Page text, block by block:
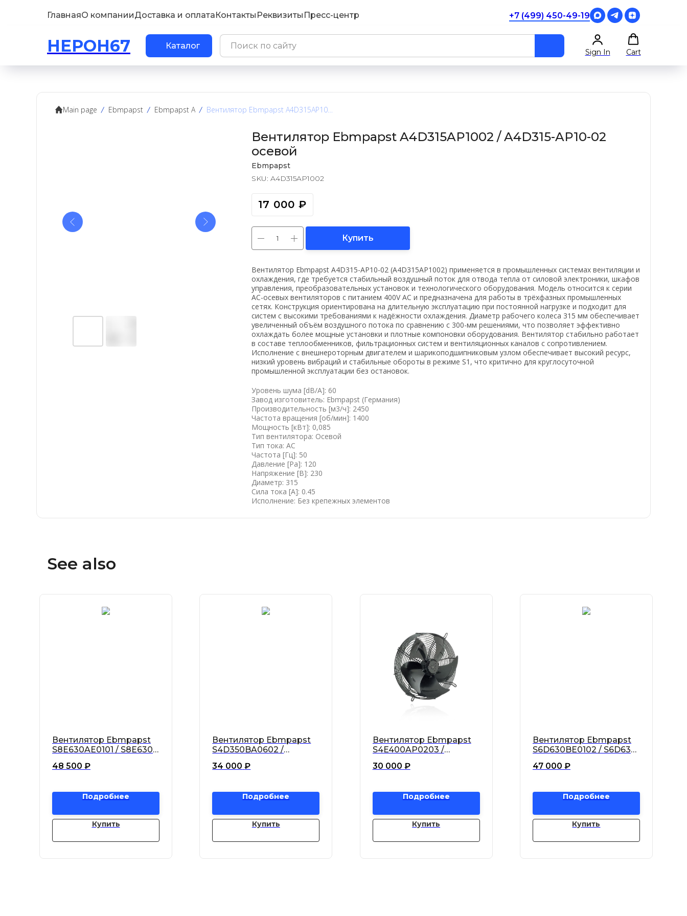
ГлавнаяО компанииДоставка и оплатаКонтакты Реквизиты Пресс-центр +7 (499) 450-49-19
НЕРОН67 Каталог
Sign In Cart
Main page Ebmpapst Ebmpapst A Вентилятор Ebmpapst A4D315AP1002 / A4D315-AP10-02 осевой
Вентилятор Ebmpapst A4D315AP1002 / A4D315-AP10-02
осевой
Ebmpapst
SKU: A4D315AP1002
17 000 ₽
Купить
Вентилятор Ebmpapst A4D315-AP10-02 (A4D315AP1002) применяется в промышленных системах вентиляции и
охлаждения, где требуется стабильный воздушный поток для отвода тепла от силовой электроники, шкафов
управления, преобразовательных установок и технологического оборудования. Модель относится к серии
AC-осевых вентиляторов с питанием 400V AC и предназначена для работы в трёхфазных промышленных
сетях. Конструкция ориентирована на длительную эксплуатацию при постоянной нагрузке и подходит для
систем с высокими требованиями к надёжности охлаждения. Диаметр рабочего колеса 315 мм обеспечивает
увеличенный объём воздушного потока по сравнению с 300-мм решениями, что позволяет эффективно
охлаждать более мощные установки и плотные компоновки оборудования. Вентилятор стабильно работает
в составе теплообменников, фильтрационных систем и вентиляционных каналов с сопротивлением.
Исполнение с внешнероторным двигателем и шарикоподшипниковым узлом обеспечивает высокий ресурс,
низкий уровень вибраций и стабильные обороты в режиме S1, что критично для круглосуточной
промышленной эксплуатации без остановок.
Уровень шума [dB/A]: 60
Завод изготовитель: Ebmpapst (Германия)
Производительность [м3/ч]: 2450
Частота вращения [об/мин]: 1400
Мощность [кВт]: 0,085
Тип вентилятора: Осевой
Тип тока: AC
Частота [Гц]: 50
Давление [Pa]: 120
Напряжение [B]: 230
Диаметр: 315
Сила тока [А]: 0.45
Исполнение: Без крепежных элементов
See also
Вентилятор Ebmpapst
S8E630AE0101 / S8E630-
48 500 ₽
Подробнее
Купить
Вентилятор Ebmpapst
S4D350BA0602 /
34 000 ₽
Подробнее
Купить
Вентилятор Ebmpapst
S4E400AP0203 /
30 000 ₽
Подробнее
Купить
Вентилятор Ebmpapst
S6D630BE0102 / S6D630-
47 000 ₽
Подробнее
Купить